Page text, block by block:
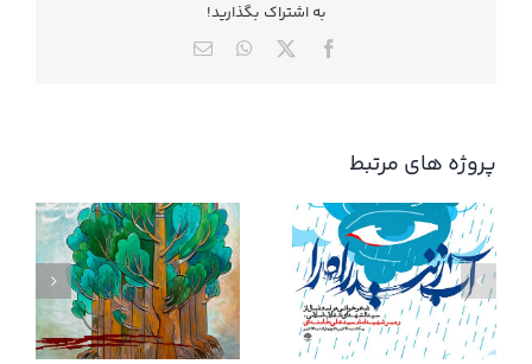
به اشتراك بگذاريد!
Facebook
X
WhatsApp
ایمیل
پروژه های مرتبط
آب زنید راه را